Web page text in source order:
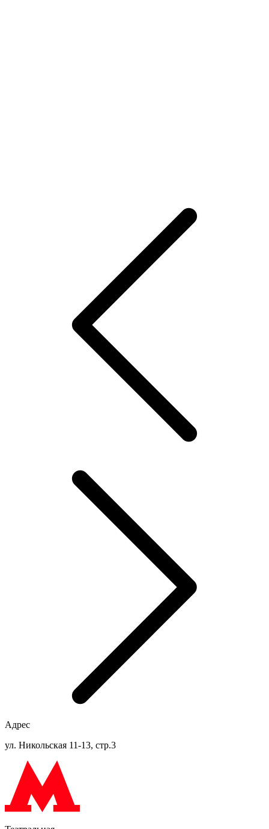
Адрес
ул. Никольская 11-13, стр.3